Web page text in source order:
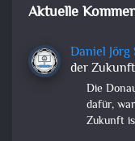
Aktuelle
Daniel
der
Die
dafür,
Zukunft